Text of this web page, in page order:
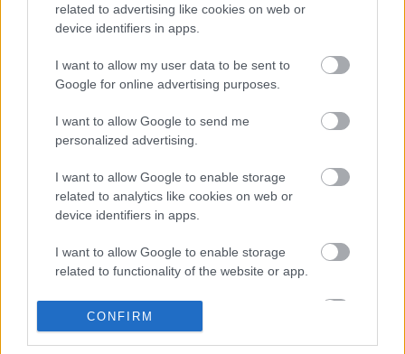
related to advertising like cookies on web or
device identifiers in apps.
I want to allow my user data to be sent to
Google for online advertising purposes.
I want to allow Google to send me
personalized advertising.
I want to allow Google to enable storage
related to analytics like cookies on web or
device identifiers in apps.
I want to allow Google to enable storage
related to functionality of the website or app.
related to personalization.
CONFIRM
Comandante en Jefe
18 éve
Nagyon jó. Tényleg a címlapon lett volna a helye, de
persze megértem a döntést.
(Azért a 48millió akkor is aránytalanul soknak
Perillustris
18 éve
Én kifejezetten szeretném, ha néhány nap múlva ez a